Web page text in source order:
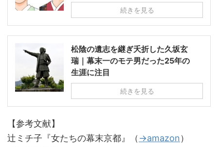
続きを見る
松陰の遺志を継ぎ夭折した久坂玄
瑞｜幕末一のモテ男だった25年の
生涯に注目
続きを見る
【参考文献】
辻ミチ子『女たちの幕末京都』（ →amazon）